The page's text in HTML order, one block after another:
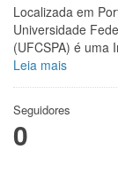
Localizada em
Universidade
(UFCSPA) é uma
Leia mais
Seguidores
0